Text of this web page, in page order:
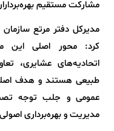
مشارکت مستقیم
مدیرکل دفتر مرتع
کرد: محور اصلی این
اتحادیه‌های عشایری،
طبیعی هستند و هدف اصلی
عمومی و جلب توجه
مدیریت و بهره‌برداری